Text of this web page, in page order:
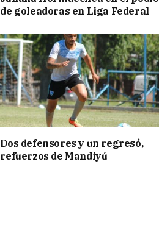
de goleadoras en Liga Federal
Dos defensores y un regresó,
refuerzos de Mandiyú